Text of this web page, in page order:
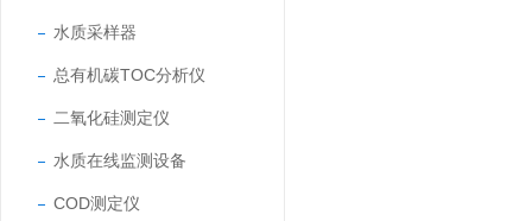
水质采样器
总有机碳TOC分析仪
二氧化硅测定仪
水质在线监测设备
COD测定仪